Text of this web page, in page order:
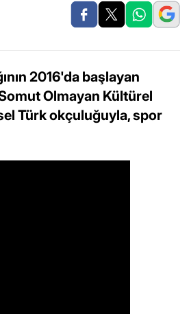
2016'da başlayan
Olmayan Kültürel
Türk okçuluğuyla, spor